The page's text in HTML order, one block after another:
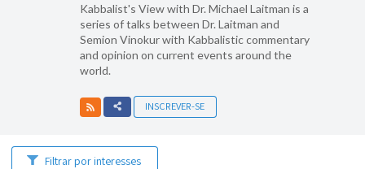
Kabbalist's View with Dr. Michael Laitman is a
series of talks between Dr. Laitman and
Semion Vinokur with Kabbalistic commentary
and opinion on current events around the
world.
INSCREVER-SE
Filtrar por interesses